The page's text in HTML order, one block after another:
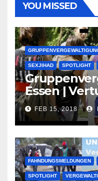
YOU MISSED
SEXJIHAD SPOTLIGHT
Essen |
großer
FEB 15, 2018
FAHNDUNGSMELDUNGEN
SPOTLIGHT